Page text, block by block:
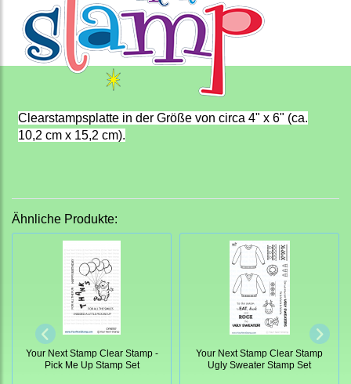
Clearstampsplatte in der Größe von circa 4" x 6" (ca.
10,2 cm x 15,2 cm).
Ähnliche Produkte:
Your Next Stamp Clear Stamp -
Pick Me Up Stamp Set
Your Next Stamp Clear Stamp
Ugly Sweater Stamp Set